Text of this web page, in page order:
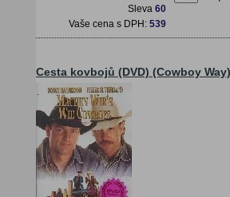
Sleva 60
Vaše cena s DPH: 539
Cesta kovbojů (DVD) (Cowboy Way)